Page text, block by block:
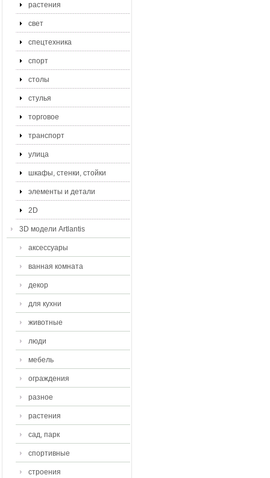
растения
свет
спецтехника
спорт
столы
стулья
торговое
транспорт
улица
шкафы, стенки, стойки
элементы и детали
2D
3D модели Artlantis
аксессуары
ванная комната
декор
для кухни
животные
люди
мебель
ограждения
разное
растения
сад, парк
спортивные
строения